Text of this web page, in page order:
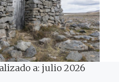
a: julio 2026